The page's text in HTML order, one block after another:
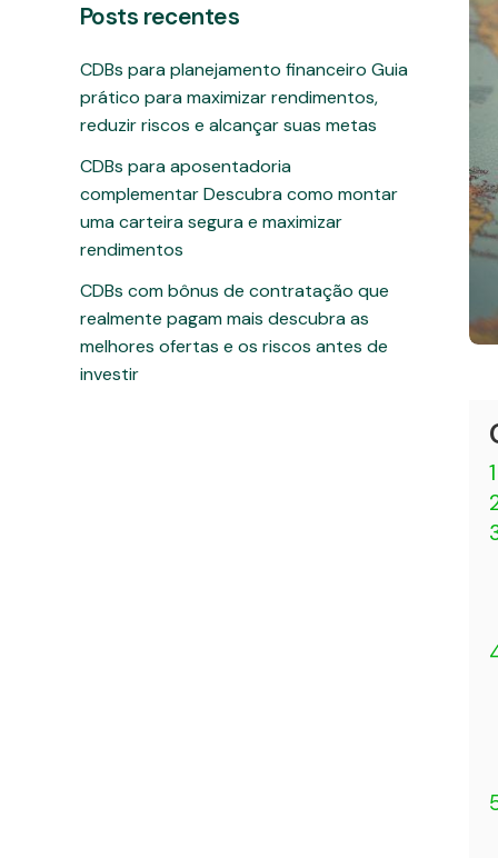
1
Posts recentes
CDBs para planejamento financeiro Guia
prático para maximizar rendimentos,
reduzir riscos e alcançar suas metas
CDBs para aposentadoria
complementar Descubra como montar
uma carteira segura e maximizar
rendimentos
CDBs com bônus de contratação que
realmente pagam mais descubra as
melhores ofertas e os riscos antes de
investir